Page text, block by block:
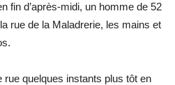
fin d’après-midi, un homme de 52
rue de la Maladrerie, les mains et
quelques instants plus tôt en